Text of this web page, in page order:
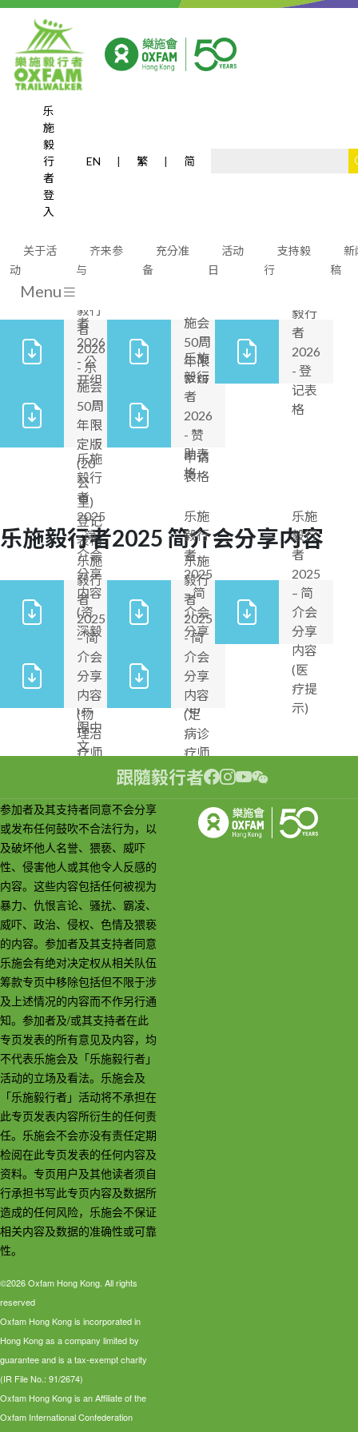
乐
施
毅
行
者
登
入
EN | 繁 | 简
关于活
动
齐来参
与
充分准
备
活动
日
支持毅
行
新
稿
Menu
有用文件
乐施毅行者2026 主要刊物
者
2026
- 公
开组
申请
表格
毅行
施会
50周
年限
定版
(20
公
里)
申请
表格
毅行
者
2026
- 登
记表
格
毅行
者
2026
- 乐
施会
50周
年限
定版
(20
公
里)
登记
表格
乐施
毅行
者
2026
- 赞
助表
格
乐施毅行者2025 简介会分享内容
乐施
毅行
者
2025
- 简
介会
分享
内容
(资
深毅
行者
分
享)
(只
限中
文
乐施
毅行
者
2025
– 简
介会
分享
内容
(活
动须
知)
乐施
毅行
者
2025
– 简
介会
分享
内容
(医
疗提
示)
乐施
毅行
者
2025
– 简
介会
分享
内容
(物
理治
疗师
乐施
毅行
者
2025
- 简
介会
分享
内容
(足
病诊
疗师
建
议)
跟隨毅行者
参加者及其支持者同意不会分享
或发布任何鼓吹不合法行为，以
及破坏他人名誉、猥亵、威吓
性、侵害他人或其他令人反感的
内容。这些内容包括任何被视为
暴力、仇恨言论、骚扰、霸凌、
威吓、政治、侵权、色情及猥亵
的内容。参加者及其支持者同意
乐施会有绝对决定权从相关队伍
筹款专页中移除包括但不限于涉
及上述情况的内容而不作另行通
知。参加者及/或其支持者在此
专页发表的所有意见及内容，均
不代表乐施会及「乐施毅行者」
活动的立场及看法。乐施会及
「乐施毅行者」活动将不承担在
此专页发表内容所衍生的任何责
任。乐施会不会亦没有责任定期
检阅在此专页发表的任何内容及
资料。专页用户及其他读者须自
行承担书写此专页内容及数据所
造成的任何风险，乐施会不保证
相关内容及数据的准确性或可靠
性。
©2026 Oxfam Hong Kong. All rights
reserved
Oxfam Hong Kong is incorporated in
Hong Kong as a company limited by
guarantee and is a tax-exempt charity
(IR File No.: 91/2674)
Oxfam Hong Kong is an Affiliate of the
Oxfam International Confederation